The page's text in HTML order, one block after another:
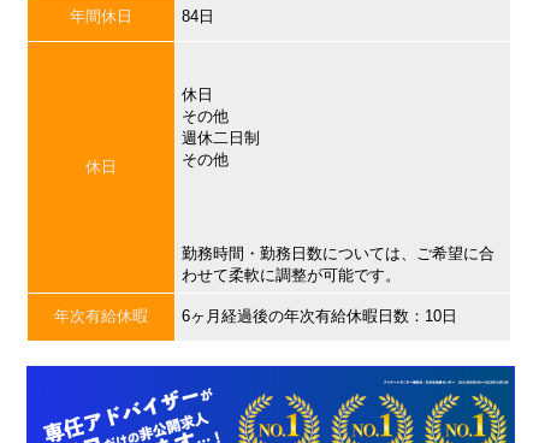
年間休日 84日
休日
休日
その他
週休二日制
その他
勤務時間・勤務日数については、ご希望に合
わせて柔軟に調整が可能です。
年次有給休暇 6ヶ月経過後の年次有給休暇日数：10日